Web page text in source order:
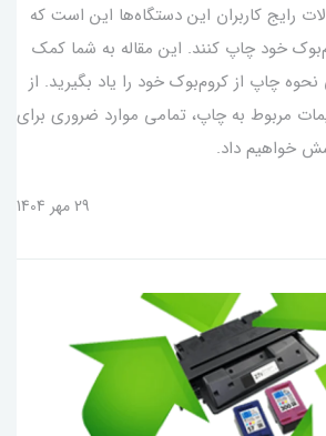
رایج کاربران این دستگاه‌ها این است که
خود چاپ کنند. این مقاله به شما کمک
چاپ از کروم‌بوک خود را یاد بگیرید. از
مربوط به چاپ، تمامی موارد ضروری برای
خواهیم داد.
29 مهر 1404